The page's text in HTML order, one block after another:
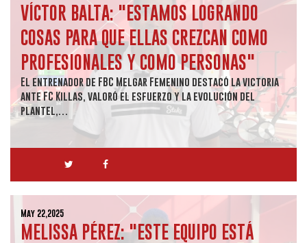
VÍCTOR BALTA: "ESTAMOS LOGRANDO
COSAS PARA QUE ELLAS CREZCAN COMO
PROFESIONALES Y COMO PERSONAS"
El entrenador de FBC Melgar Femenino destacó la victoria
ante FC Killas, valoró el esfuerzo y la evolución del
plantel,…
May 22,2025
MELISSA PÉREZ: "ESTE EQUIPO ESTÁ